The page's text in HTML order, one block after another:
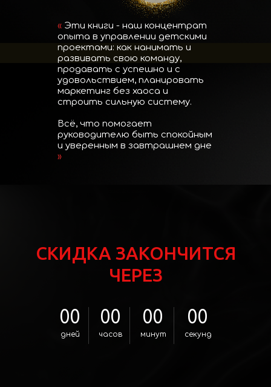
« Эти книги - наш концентрат
опыта в управлении детскими
проектами: как нанимать и
развивать свою команду,
продавать с успешно и с
удовольствием, планировать
маркетинг без хаоса и
строить сильную систему.
Всё, что помогает
руководителю быть спокойным
и уверенным в завтрашнем дне
»
СКИДКА ЗАКОНЧИТСЯ
ЧЕРЕЗ
00
дней
00
часов
00
минут
00
секунд